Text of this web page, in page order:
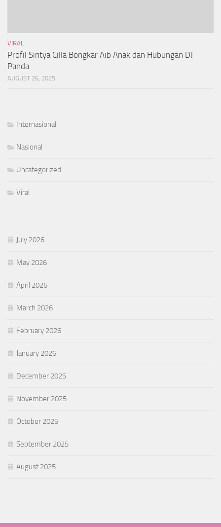
VIRAL
Profil Sintya Cilla Bongkar Aib Anak dan Hubungan DJ
Panda
AUGUST 26, 2025
Internasional
Nasional
Uncategorized
Viral
July 2026
May 2026
April 2026
March 2026
February 2026
January 2026
December 2025
November 2025
October 2025
September 2025
August 2025